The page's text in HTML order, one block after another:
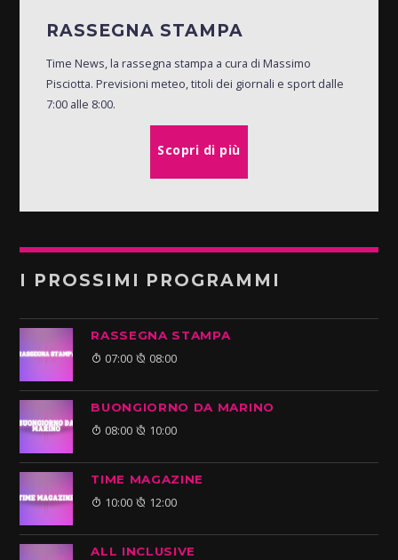
RASSEGNA STAMPA
Time News, la rassegna stampa a cura di Massimo
Pisciotta. Previsioni meteo, titoli dei giornali e sport dalle
7:00 alle 8:00.
Scopri di più
I PROSSIMI PROGRAMMI
RASSEGNA STAMPA
07:00 08:00
BUONGIORNO DA MARINO
08:00 10:00
TIME MAGAZINE
10:00 12:00
ALL INCLUSIVE